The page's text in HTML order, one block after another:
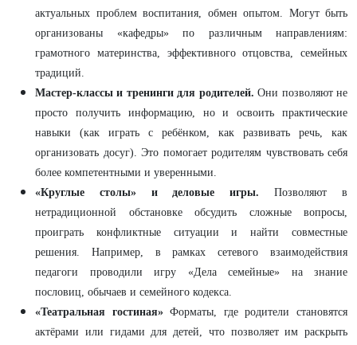
актуальных проблем воспитания, обмен опытом. Могут быть
организованы «кафедры» по различным направлениям:
грамотного материнства, эффективного отцовства, семейных
традиций.
Мастер-классы и тренинги для родителей. Они позволяют не
просто получить информацию, но и освоить практические
навыки (как играть с ребёнком, как развивать речь, как
организовать досуг). Это помогает родителям чувствовать себя
более компетентными и уверенными.
«Круглые столы» и деловые игры. Позволяют в
нетрадиционной обстановке обсудить сложные вопросы,
проиграть конфликтные ситуации и найти совместные
решения. Например, в рамках сетевого взаимодействия
педагоги проводили игру «Дела семейные» на знание
пословиц, обычаев и семейного кодекса.
«Театральная гостиная»Форматы, где родители становятся
актёрами или гидами для детей, что позволяет им раскрыть